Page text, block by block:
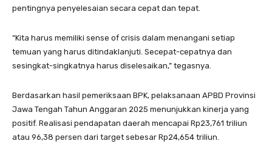
pentingnya penyelesaian secara cepat dan tepat.
“Kita harus memiliki sense of crisis dalam menangani setiap
temuan yang harus ditindaklanjuti. Secepat-cepatnya dan
sesingkat-singkatnya harus diselesaikan,” tegasnya.
Berdasarkan hasil pemeriksaan BPK, pelaksanaan APBD Provinsi
Jawa Tengah Tahun Anggaran 2025 menunjukkan kinerja yang
positif. Realisasi pendapatan daerah mencapai Rp23,761 triliun
atau 96,38 persen dari target sebesar Rp24,654 triliun.